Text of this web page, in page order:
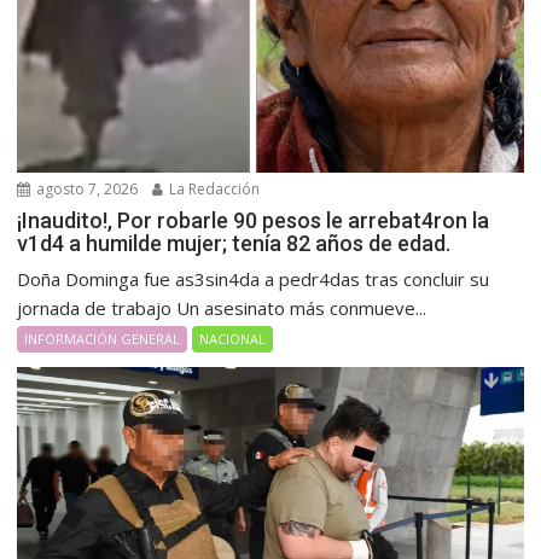
agosto 7, 2026 La Redacción
¡Inaudito!, Por robarle 90 pesos le arrebat4ron la
v1d4 a humilde mujer; tenía 82 años de edad.
Doña Dominga fue as3sin4da a pedr4das tras concluir su
jornada de trabajo Un asesinato más conmueve...
INFORMACIÓN GENERAL NACIONAL